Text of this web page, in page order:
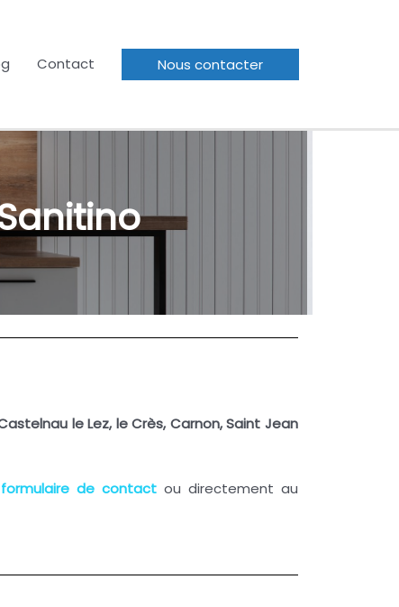
Contact Nous contacter
le Lez, le Crès,Carnon, Saint Jean
formulaire de contact ou directement au